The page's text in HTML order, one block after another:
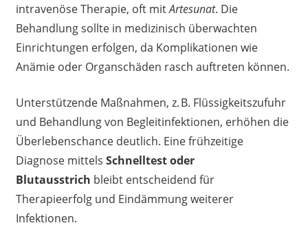
intravenöse Therapie, oft mitArtesunat. Die
Behandlung sollte in medizinisch überwachten
Einrichtungen erfolgen, da Komplikationen wie
Anämie oder Organschäden rasch auftreten können.
Unterstützende Maßnahmen, z. B. Flüssigkeitszufuhr
und Behandlung von Begleitinfektionen, erhöhen die
Überlebenschance deutlich. Eine frühzeitige
Diagnose mittels Schnelltest oder
Blutausstrich bleibt entscheidend für
Therapieerfolg und Eindämmung weiterer
Infektionen.